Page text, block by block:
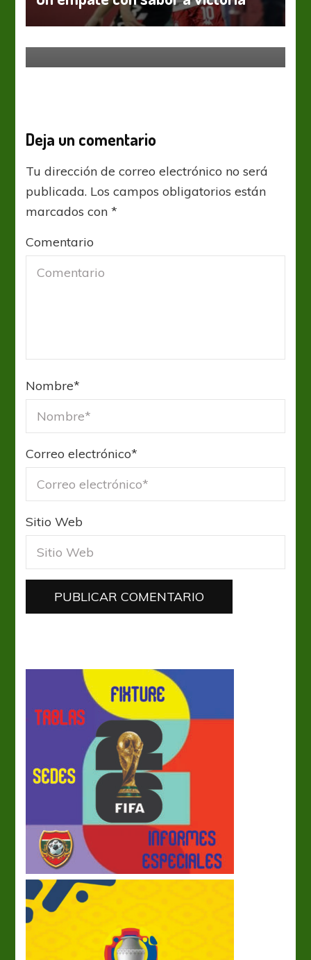
Liga Profesional
Deja un comentario
Tu dirección de correo electrónico no será
publicada. Los campos obligatorios están
marcados con*
Comentario
Nombre*
Correo electrónico*
Sitio Web